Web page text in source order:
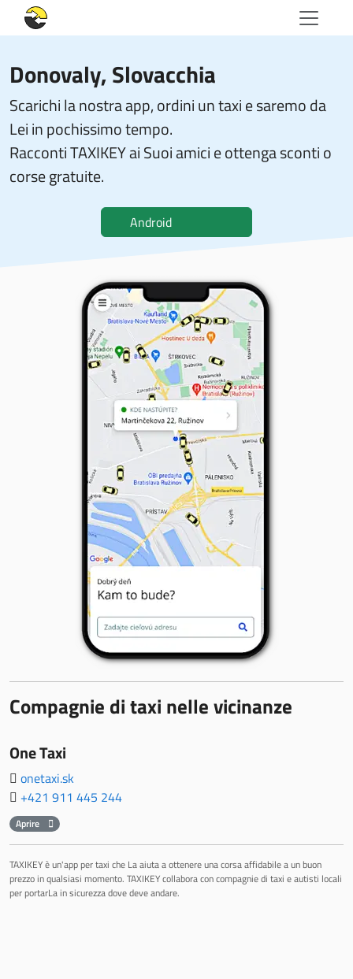
Donovaly, Slovacchia
Scarichi la nostra app, ordini un taxi e saremo da
Lei in pochissimo tempo.
Racconti TAXIKEY ai Suoi amici e ottenga sconti o
corse gratuite.
Android
Compagnie di taxi nelle vicinanze
One Taxi
onetaxi.sk
+421 911 445 244
Aprire
TAXIKEY è un'app per taxi che La aiuta a ottenere una corsa affidabile a un buon
prezzo in qualsiasi momento. TAXIKEY collabora con compagnie di taxi e autisti locali
per portarLa in sicurezza dove deve andare.